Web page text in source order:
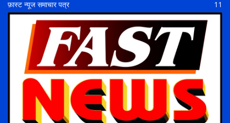
फ़ास्ट न्यूज समाचार पत्र
11